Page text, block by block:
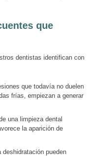
que
dentistas identifican con
que todavía no duelen
frías, empiezan a generar
una limpieza dental
la aparición de
deshidratación pueden